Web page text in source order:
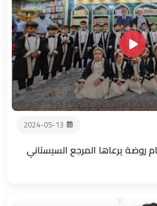
2024-05-13
روضة يرعاها المرجع السيستاني